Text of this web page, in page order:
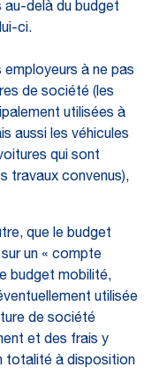
delà du budget
ci.
employeurs à ne pas
de société (les
utilisées à
aussi les véhicules
qui sont
travaux convenus),
que le budget
un « compte
budget mobilité,
utilisée
de société
et des frais y
totalité à disposition